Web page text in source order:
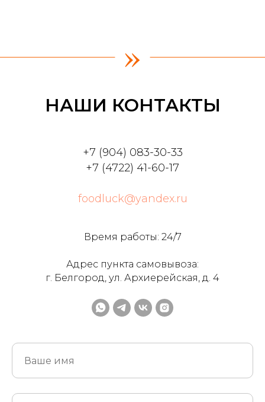
»
НАШИ КОНТАКТЫ
+7 (904) 083-30-33
+7 (4722) 41-60-17
foodluck@yandex.ru
Время работы: 24/7
Адрес пункта самовывоза:
г. Белгород, ул. Архиерейская, д. 4